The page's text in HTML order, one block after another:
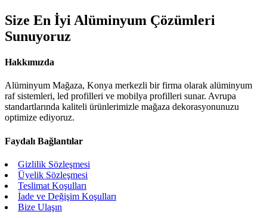
Size En İyi Alüminyum Çözümleri
Sunuyoruz
Hakkımızda
Alüminyum Mağaza, Konya merkezli bir firma olarak alüminyum
raf sistemleri, led profilleri ve mobilya profilleri sunar. Avrupa
standartlarında kaliteli ürünlerimizle mağaza dekorasyonunuzu
optimize ediyoruz.
Faydalı Bağlantılar
Gizlilik Sözleşmesi
Üyelik Sözleşmesi
Teslimat Koşulları
İade ve Değişim Koşulları
Bize Ulaşın